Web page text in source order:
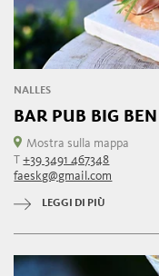
NALLES
BAR PUB BIG BEN
Mostra sulla mappa
T+39 3491 467348
faeskg@gmail.com
LEGGI DI PIÙ